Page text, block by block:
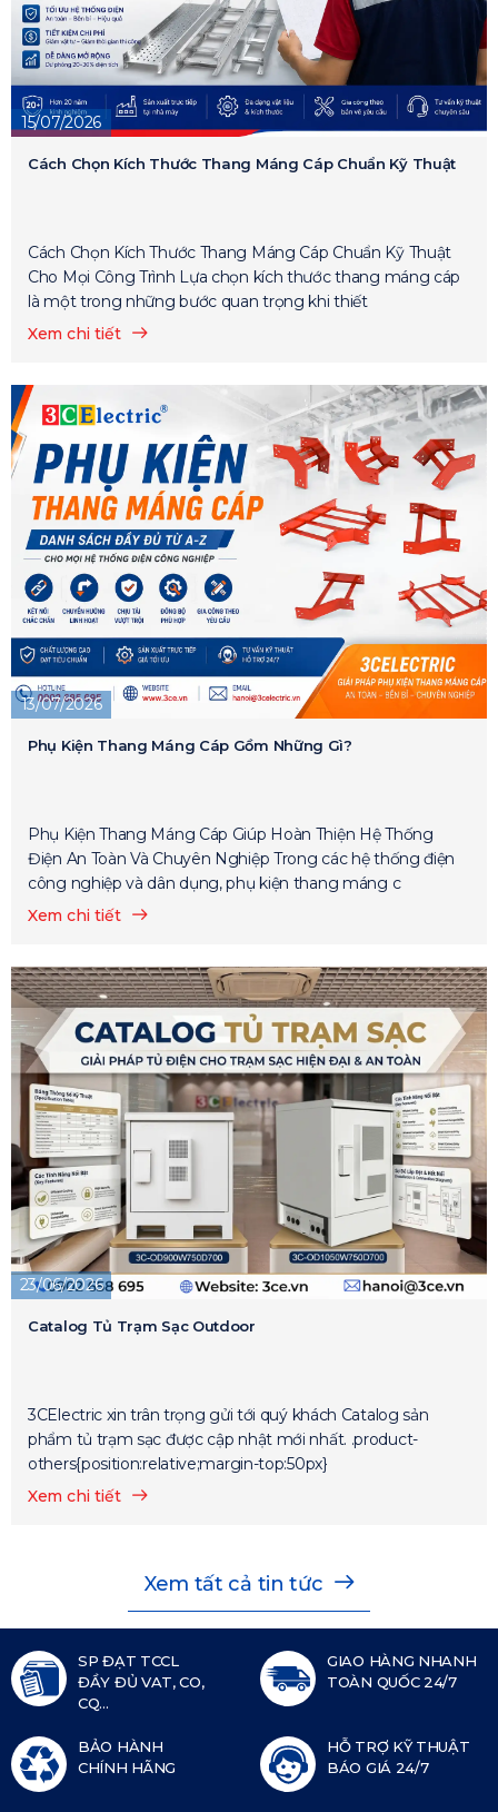
15/07/2026
Cách Chọn Kích Thước Thang Máng Cáp Chuẩn Kỹ Thuật
Cách Chọn Kích Thước Thang Máng Cáp Chuẩn Kỹ Thuật
Cho Mọi Công Trình Lựa chọn kích thước thang máng cáp
là một trong những bước quan trọng khi thiết
Xem chi tiết
13/07/2026
Phụ Kiện Thang Máng Cáp Gồm Những Gì?
Phụ Kiện Thang Máng Cáp Giúp Hoàn Thiện Hệ Thống
Điện An Toàn Và Chuyên Nghiệp Trong các hệ thống điện
công nghiệp và dân dụng, phụ kiện thang máng c
Xem chi tiết
23/06/2026
Catalog Tủ Trạm Sạc Outdoor
3CElectric xin trân trọng gửi tới quý khách Catalog sản
phẩm tủ trạm sạc được cập nhật mới nhất. .product-
others{position:relative;margin-top:50px}
Xem chi tiết
Xem tất cả tin tức
SP ĐẠT TCCL
ĐẦY ĐỦ VAT, CO,
CQ...
GIAO HÀNG NHANH
TOÀN QUỐC 24/7
BẢO HÀNH
CHÍNH HÃNG
HỖ TRỢ KỸ THUẬT
BÁO GIÁ 24/7